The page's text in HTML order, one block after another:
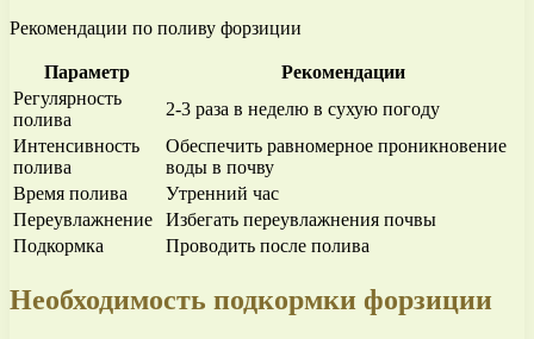
Рекомендации по поливу форзиции
Параметр
Рекомендации
Регулярность
полива
2-3 раза в неделю в сухую погоду
Интенсивность
полива
Обеспечить равномерное проникновение
воды в почву
Время полива
Утренний час
Переувлажнение
Избегать переувлажнения почвы
Подкормка
Проводить после полива
Необходимость подкормки форзиции